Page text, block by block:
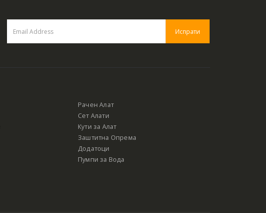
Рачен Алат
Сет Алати
Кути за Алат
Заштитна Опрема
Додатоци
Пумпи за Вода